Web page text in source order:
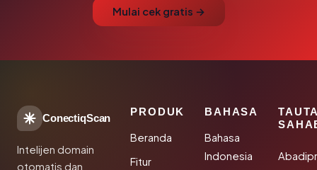
Mulai cek gratis →
ConectiqScan
Intelijen domain
otomatis dan
PRODUK
Beranda
Fitur
BAHASA
Bahasa
Indonesia